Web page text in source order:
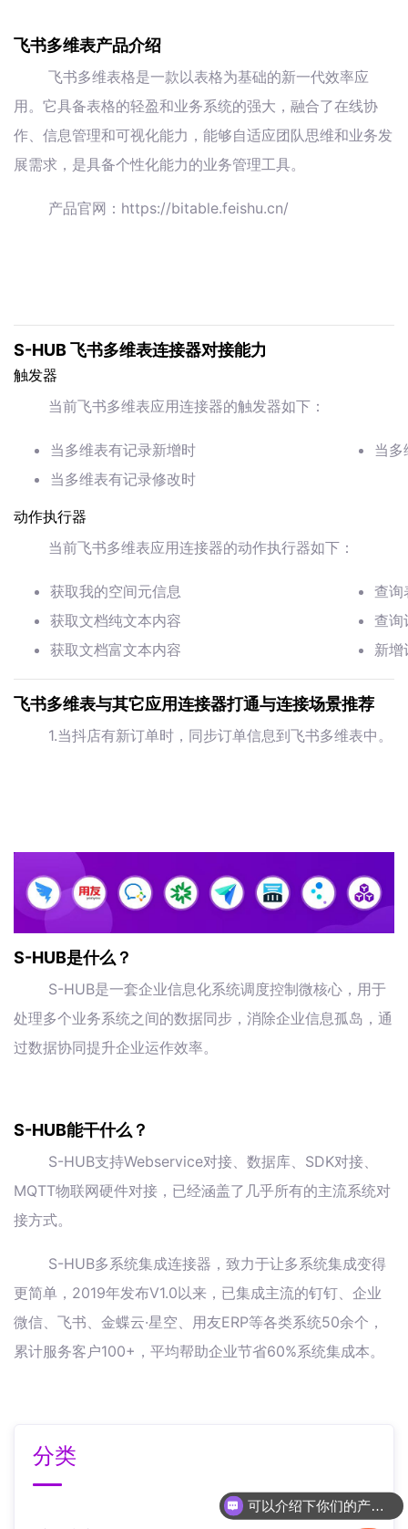
飞书多维表产品介绍
飞书多维表格是一款以表格为基础的新一代效率应
用。它具备表格的轻盈和业务系统的强大，融合了在线协
作、信息管理和可视化能力，能够自适应团队思维和业务发
展需求，是具备个性化能力的业务管理工具。
产品官网：https://bitable.feishu.cn/
S-HUB 飞书多维表连接器对接能力
触发器
当前飞书多维表应用连接器的触发器如下：
当多维表有记录新增时
当多维表有记录修改时
当多
动作执行器
当前飞书多维表应用连接器的动作执行器如下：
获取我的空间元信息
获取文档纯文本内容
获取文档富文本内容
查询
查询
新增
飞书多维表与其它应用连接器打通与连接场景推荐
1.当抖店有新订单时，同步订单信息到飞书多维表中。
S-HUB是什么？
S-HUB是一套企业信息化系统调度控制微核心，用于
处理多个业务系统之间的数据同步，消除企业信息孤岛，通
过数据协同提升企业运作效率。
S-HUB能干什么？
S-HUB支持Webservice对接、数据库、SDK对接、
MQTT物联网硬件对接，已经涵盖了几乎所有的主流系统对
接方式。
S-HUB多系统集成连接器，致力于让多系统集成变得
更简单，2019年发布V1.0以来，已集成主流的钉钉、企业
微信、飞书、金蝶云·星空、用友ERP等各类系统50余个，
累计服务客户100+，平均帮助企业节省60%系统集成本。
分类
可以介绍下你们的产品么